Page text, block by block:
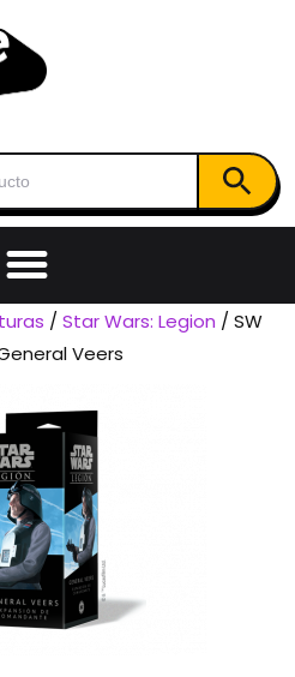
Botón de
/Star Wars: Legion / SW
Veers